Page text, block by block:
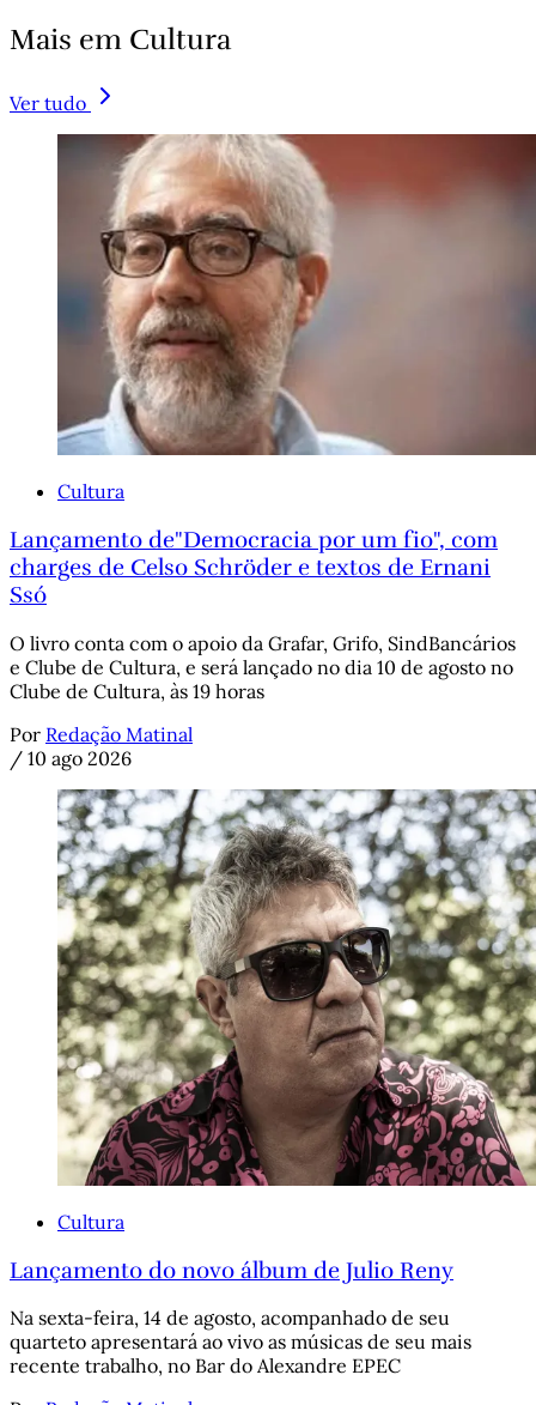
Mais em Cultura
Ver tudo
Cultura
Lançamento de"Democracia por um fio", com
charges de Celso Schröder e textos de Ernani
Ssó
O livro conta com o apoio da Grafar, Grifo, SindBancários
e Clube de Cultura, e será lançado no dia 10 de agosto no
Clube de Cultura, às 19 horas
Por Redação Matinal
/ 10 ago 2026
Cultura
Lançamento do novo álbum de Julio Reny
Na sexta-feira, 14 de agosto, acompanhado de seu
quarteto apresentará ao vivo as músicas de seu mais
recente trabalho, no Bar do Alexandre EPEC